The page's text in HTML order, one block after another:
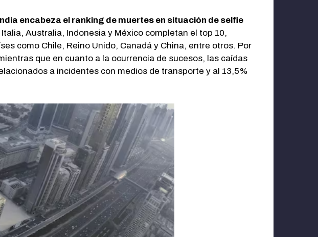
encabeza el ranking de muertes en situación de selfie
Australia, Indonesia y México completan el top 10,
como Chile, Reino Unido, Canadá y China, entre otros. Por
que en cuanto a la ocurrencia de sucesos, las caídas
a incidentes con medios de transporte y al 13,5%